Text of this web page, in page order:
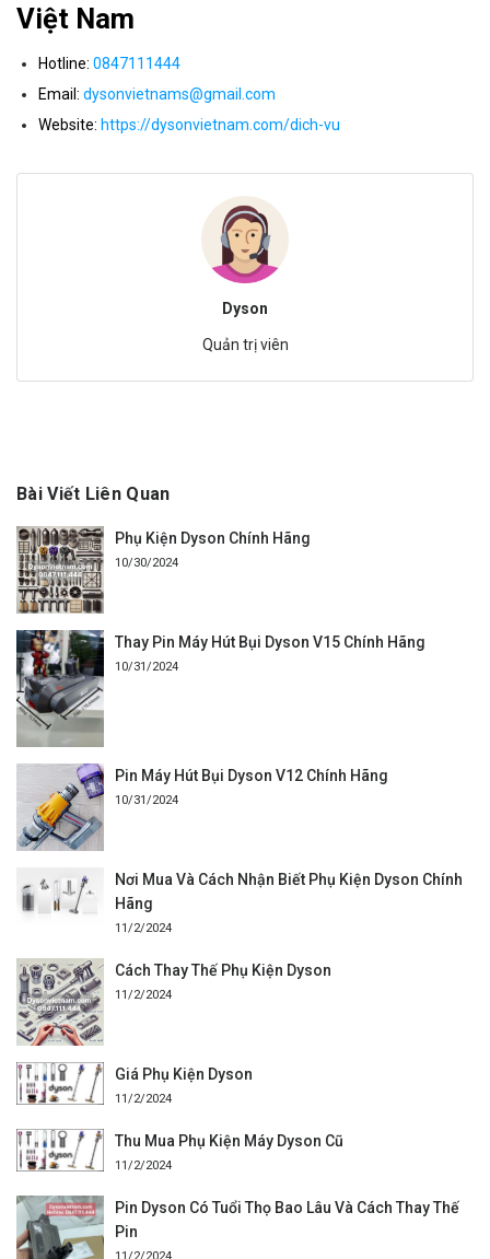
Việt Nam
Hotline: 0847111444
Email: dysonvietnams@gmail.com
Website: https://dysonvietnam.com/dich-vu
Dyson
Quản trị viên
Bài Viết Liên Quan
Phụ Kiện Dyson Chính Hãng
10/30/2024
Thay Pin Máy Hút Bụi Dyson V15 Chính Hãng
10/31/2024
Pin Máy Hút Bụi Dyson V12 Chính Hãng
10/31/2024
Nơi Mua Và Cách Nhận Biết Phụ Kiện Dyson Chính
Hãng
11/2/2024
Cách Thay Thế Phụ Kiện Dyson
11/2/2024
Giá Phụ Kiện Dyson
11/2/2024
Thu Mua Phụ Kiện Máy Dyson Cũ
11/2/2024
Pin Dyson Có Tuổi Thọ Bao Lâu Và Cách Thay Thế
Pin